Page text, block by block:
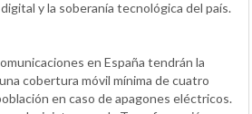
y la soberanía tecnológica del país.
en España tendrán la
cobertura móvil mínima de cuatro
en caso de apagones eléctricos.